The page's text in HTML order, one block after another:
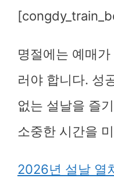
명절에는 예매
러야 합니다. 성
없는 설날을 즐
소중한 시간을
2026년 설날 열